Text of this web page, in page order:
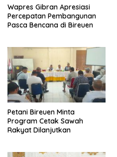
Wapres Gibran Apresiasi
Percepatan Pembangunan
Pasca Bencana di Bireuen
Petani Bireuen Minta
Program Cetak Sawah
Rakyat Dilanjutkan